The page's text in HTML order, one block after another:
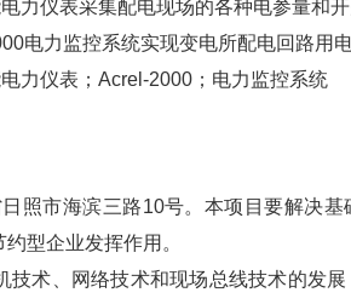
力仪表采集配电现场的各种电参量和
电力监控系统实现变电所配电回路用
力仪表；Acrel-2000；电力监控系统
照市海滨三路10号。本项目要解决
型企业发挥作用。
术、网络技术和现场总线技术的发